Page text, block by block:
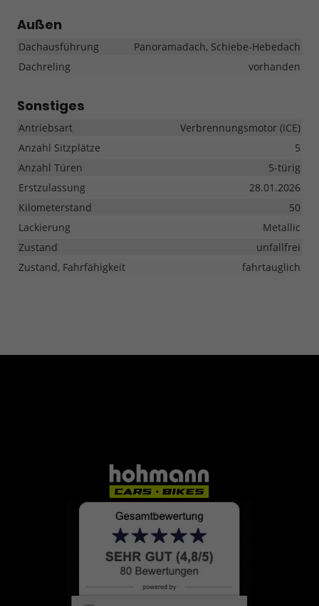
Außen
Dachausführung
Panoramadach, Schiebe-Hebedach
Dachreling
vorhanden
Sonstiges
Antriebsart
Verbrennungsmotor (ICE)
Anzahl Sitzplätze
5
Anzahl Türen
5-türig
Erstzulassung
28.01.2026
Kilometerstand
50
Lackierung
Metallic
Zustand
unfallfrei
Zustand, Fahrfähigkeit
fahrtauglich